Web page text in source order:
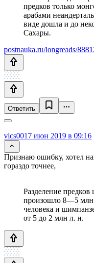
предков только
арабами
виде дошла и до
Сахары.
postnauka.ru/longreads/
Ответить
vics001 7 июн 2019 в 09:16
Признаю ошибку, хотел
гораздо точнее,
Разделение
произошло 8—5 млн
человека и
от 5 до 2 млн л. н.